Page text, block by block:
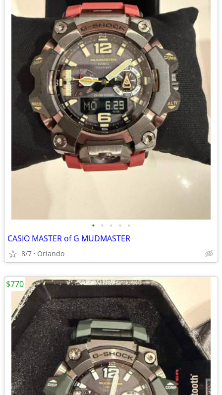
• • • • •
CASIO MASTER of G MUDMASTER
8/7 Orlando
$770